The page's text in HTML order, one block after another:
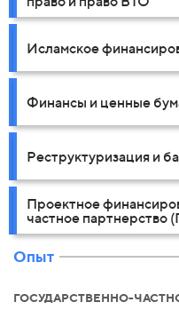
Исламское
Финансы и ценные
Реструктуризация и
Проектное
частное партнерство
Опыт
ГОСУДАРСТВЕННО-